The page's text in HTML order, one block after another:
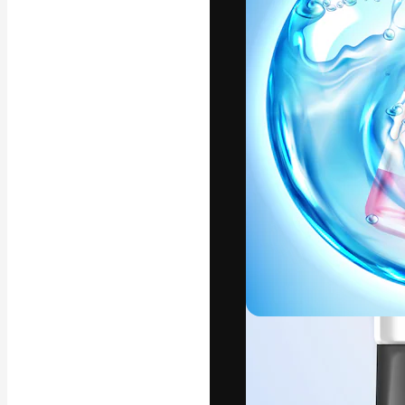
La piattaforma
migliori lavori.
creativi,
Italiano
Copyright © 2010-